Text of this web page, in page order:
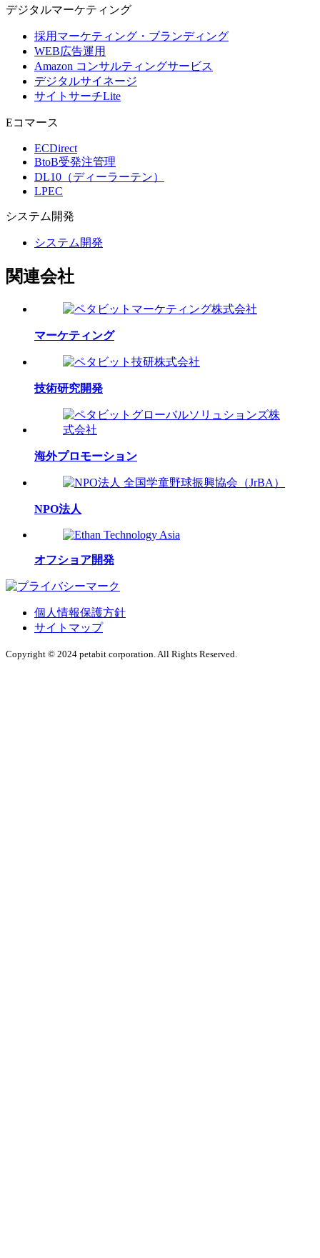
デジタルマーケティング
採用マーケティング・ブランディング
WEB広告運用
Amazon コンサルティングサービス
デジタルサイネージ
サイトサーチLite
Eコマース
ECDirect
BtoB受発注管理
DL10（ディーラーテン）
LPEC
システム 開発
システム開発
関連会社
マーケティング
技術研究開発
海外プロモーション
NPO法人
オフショア開発
個人情報保護方針
サイトマップ
Copyright © 2024 petabit corporation. All Rights Reserved.